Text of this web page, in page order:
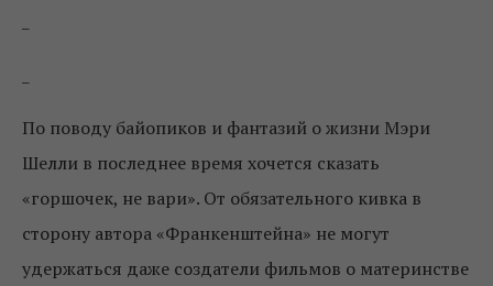
По поводу байопиков и фантазий о жизни Мэри
Шелли в последнее время хочется сказать
«горшочек, не вари». От обязательного кивка в
сторону автора «Франкенштейна» не могут
удержаться даже создатели фильмов о материнстве